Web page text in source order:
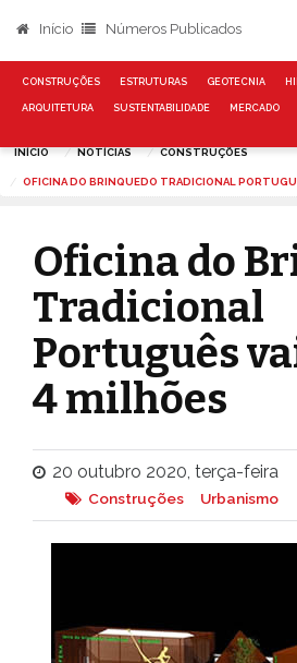
Início Números Publicados
CONSTRUÇÕES ESTRUTURAS GEOTECNIA
ARQUITETURA SUSTENTABILIDADE MERCADO
INÍCIO NOTÍCIAS CONSTRUÇÕES
OFICINA DO BRINQUEDO TRADICIONAL
Oficina do
Tradicional
Português
4 milhões
20 outubro 2020, terça-feira
Construções Urbanismo